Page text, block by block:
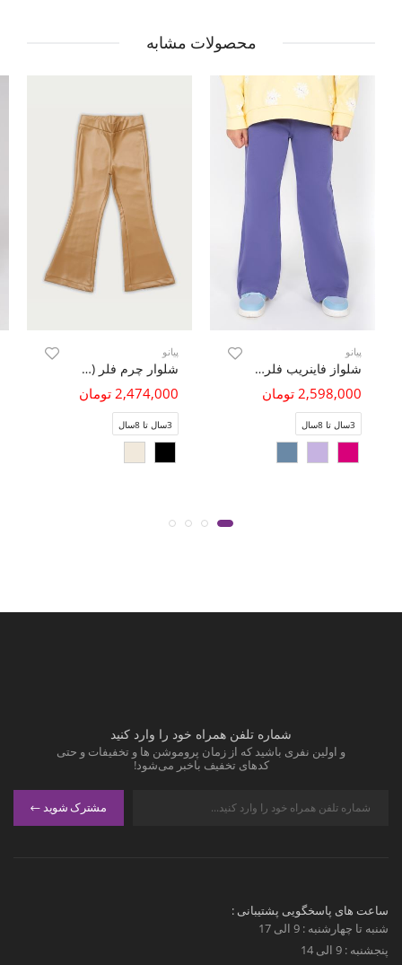
محصولات مشابه
پیانو
شلواز فاینریب فلر (ست با کد 10701)
2,598,000 تومان
3سال تا 8سال
پیانو
شلوار چرم فلر (ست با کد 10296 )
2,474,000 تومان
3سال تا 8سال
شماره تلفن همراه خود را وارد کنید
و اولین نفری باشید که از زمان پروموشن ها و تخفیفات و حتی
کدهای تخفیف باخبر می‌شود!
مشترک شوید
ساعت های پاسخگویی پشتیبانی :
شنبه تا چهارشنبه : 9 الی 17
پنجشنبه : 9 الی 14